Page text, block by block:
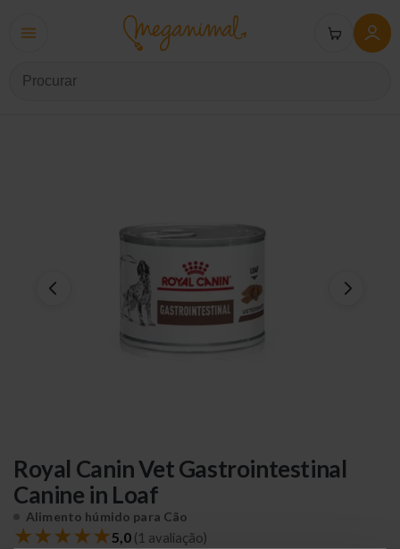
Royal Canin Vet Gastrointestinal
Canine in Loaf
Alimento húmido para Cão
★★★★★5,0 (1 avaliação)